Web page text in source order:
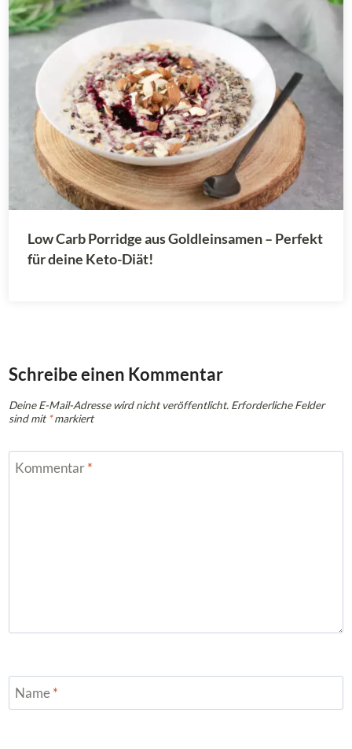
Low Carb Porridge aus Goldleinsamen – Perfekt
für deine Keto-Diät!
Schreibe einen Kommentar
Deine E-Mail-Adresse wird nicht veröffentlicht. Erforderliche Felder
sind mit*markiert
Kommentar*
Name*